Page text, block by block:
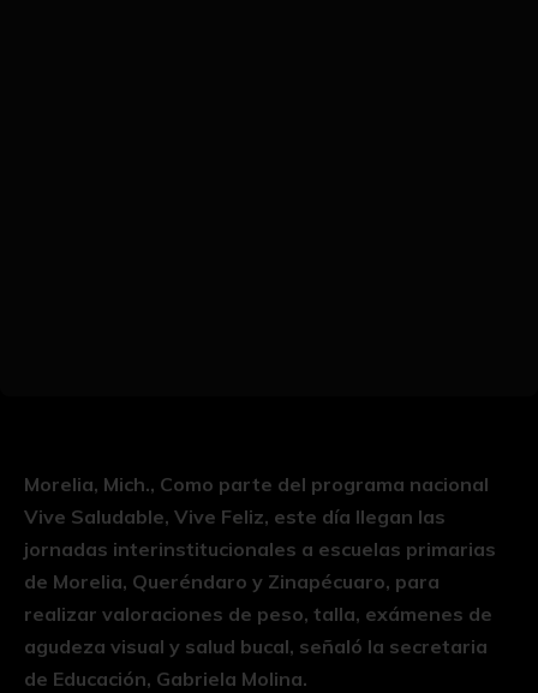
Morelia, Mich., Como parte del programa nacional
Vive Saludable, Vive Feliz, este día llegan las
jornadas interinstitucionales a escuelas primarias
de Morelia, Queréndaro y Zinapécuaro, para
realizar valoraciones de peso, talla, exámenes de
agudeza visual y salud bucal, señaló la secretaria
de Educación, Gabriela Molina.